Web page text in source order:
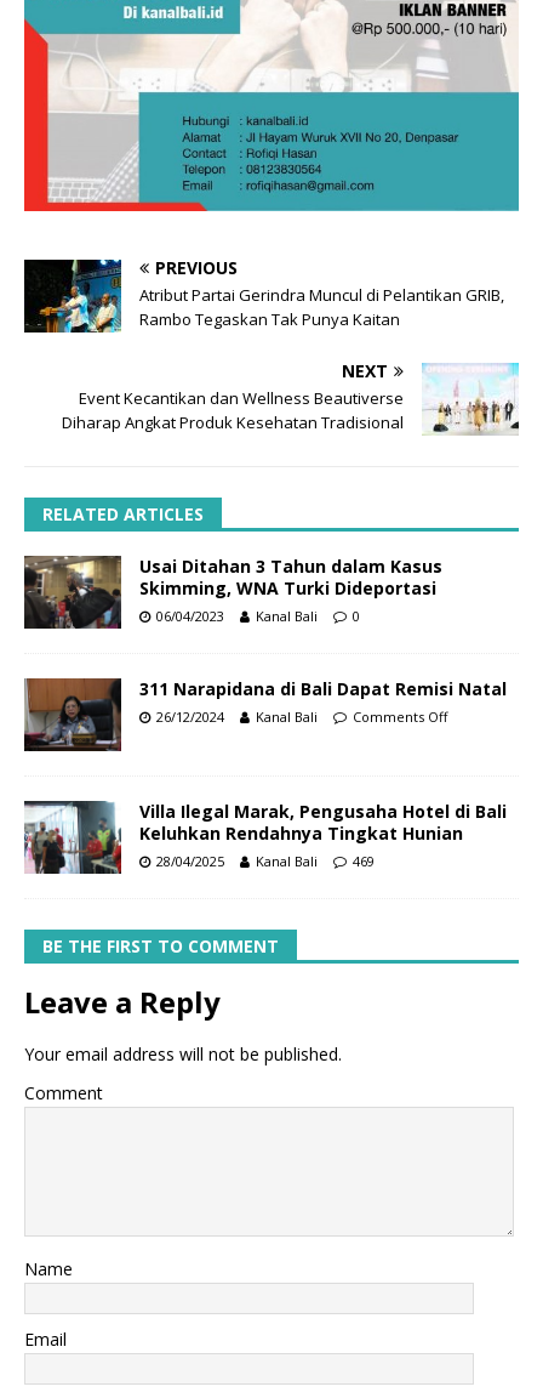
PREVIOUS
Atribut Partai Gerindra Muncul di Pelantikan GRIB,
Rambo Tegaskan Tak Punya Kaitan
NEXT
Event Kecantikan dan Wellness Beautiverse
Diharap Angkat Produk Kesehatan Tradisional
RELATED ARTICLES
Usai Ditahan 3 Tahun dalam Kasus
Skimming, WNA Turki Dideportasi
06/04/2023 Kanal Bali 0
311 Narapidana di Bali Dapat Remisi Natal
26/12/2024 Kanal Bali Comments Off
Villa Ilegal Marak, Pengusaha Hotel di Bali
Keluhkan Rendahnya Tingkat Hunian
28/04/2025 Kanal Bali 469
BE THE FIRST TO COMMENT
Leave a Reply
Your email address will not be published.
Comment
Name
Email